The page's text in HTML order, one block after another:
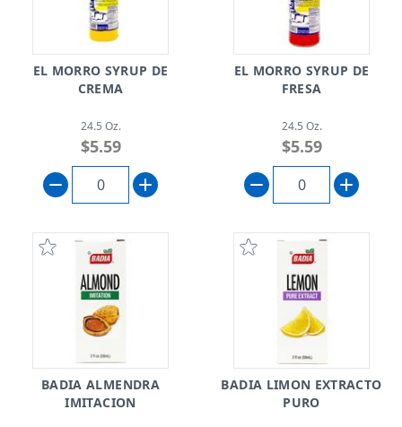
EL MORRO SYRUP DE
CREMA
24.5 Oz.
$5.59
EL MORRO SYRUP DE
FRESA
24.5 Oz.
$5.59
BADIA ALMENDRA
IMITACION
BADIA LIMON EXTRACTO
PURO